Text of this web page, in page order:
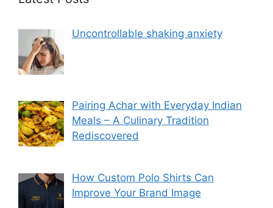
Uncontrollable shaking anxiety
Pairing Achar with Everyday Indian
Meals – A Culinary Tradition
Rediscovered
How Custom Polo Shirts Can
Improve Your Brand Image